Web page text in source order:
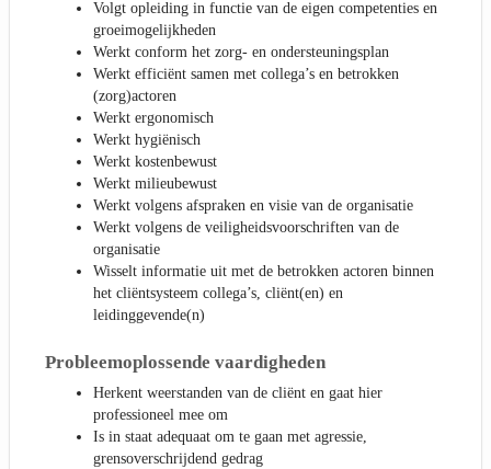
Volgt opleiding in functie van de eigen competenties en
groeimogelijkheden
Werkt conform het zorg- en ondersteuningsplan
Werkt efficiënt samen met collega’s en betrokken
(zorg)actoren
Werkt ergonomisch
Werkt hygiënisch
Werkt kostenbewust
Werkt milieubewust
Werkt volgens afspraken en visie van de organisatie
Werkt volgens de veiligheidsvoorschriften van de
organisatie
Wisselt informatie uit met de betrokken actoren binnen
het cliëntsysteem collega’s, cliënt(en) en
leidinggevende(n)
Probleemoplossende vaardigheden
Herkent weerstanden van de cliënt en gaat hier
professioneel mee om
Is in staat adequaat om te gaan met agressie,
grensoverschrijdend gedrag